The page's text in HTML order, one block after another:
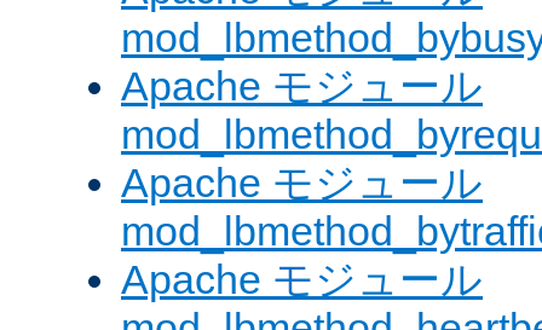
Apache モジュール
Apache モジュール
Apache モジュール